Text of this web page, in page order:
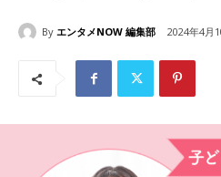
By エンタメNOW 編集部 2024年4月